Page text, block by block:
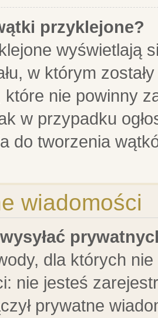
przyklejone?
wyświetlają
w którym
które nie powinny
w przypadku
do tworzenia
wiadomości
dla których
nie jesteś
prywatne